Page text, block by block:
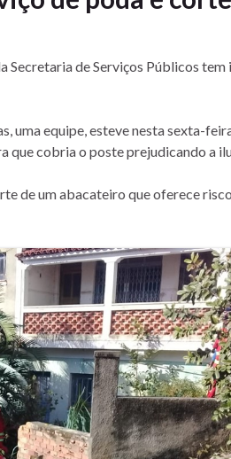
Secretaria de Serviços Públicos
uma equipe, esteve nesta sexta-
que cobria o poste prejudicando a
de um abacateiro que oferece